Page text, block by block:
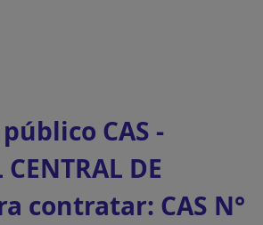
CAS -
DE
contratar: CAS N°